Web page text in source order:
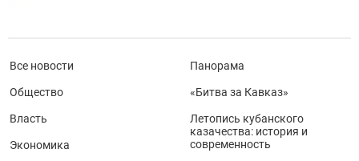
Все новости
Общество
Власть
Экономика
Панорама
«Битва за Кавказ»
Летопись кубанского
казачества: история и
современность